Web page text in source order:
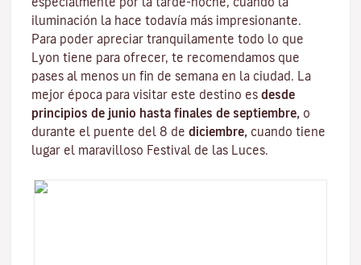
iluminación la hace todavía más impresionante.
Para poder apreciar tranquilamente todo lo que
Lyon tiene para ofrecer, te recomendamos que
pases al menos un fin de semana en la ciudad. La
mejor época para visitar este destino es desde
principios de junio hasta finales de septiembre, o
durante el puente del 8 de diciembre, cuando tiene
lugar el maravilloso Festival de las Luces.